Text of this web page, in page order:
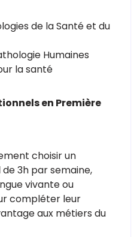
de la Santé et du
Humaines
la santé
en Première
choisir un
3h par semaine,
vivante ou
compléter leur
aux métiers du